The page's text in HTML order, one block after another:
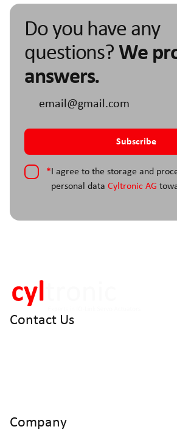
Do you have any
questions? We
answers.
*I agree to the storage and
personal data Cyltronic AG
Contact Us
Company